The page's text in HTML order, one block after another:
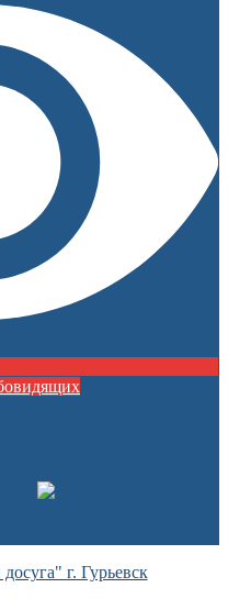
г. Гурьевск